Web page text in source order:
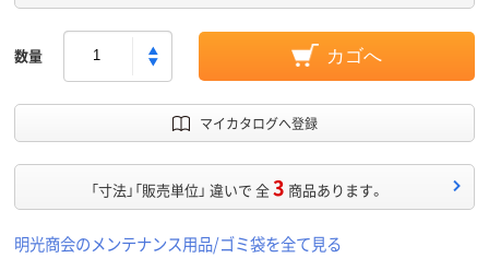
数量 カゴへ
マイカタログへ登録
「寸法」「販売単位」 違いで 全3 商品あります。
明光商会のメンテナンス用品/ゴミ袋を全て見る